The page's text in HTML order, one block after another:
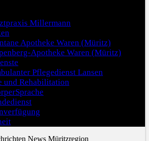
Millermann
Apotheke Waren (Müritz)
Apotheke Waren (Müritz)
Pflegedienst Lansen
und Rehabilitation